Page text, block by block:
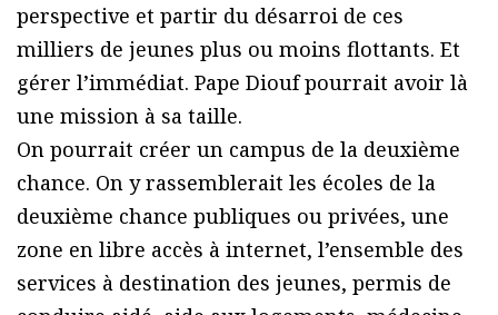
perspective et partir du désarroi de ces
milliers de jeunes plus ou moins flottants. Et
gérer l’immédiat. Pape Diouf pourrait avoir là
une mission à sa taille.
On pourrait créer un campus de la deuxième
chance. On y rassemblerait les écoles de la
deuxième chance publiques ou privées, une
zone en libre accès à internet, l’ensemble des
services à destination des jeunes, permis de